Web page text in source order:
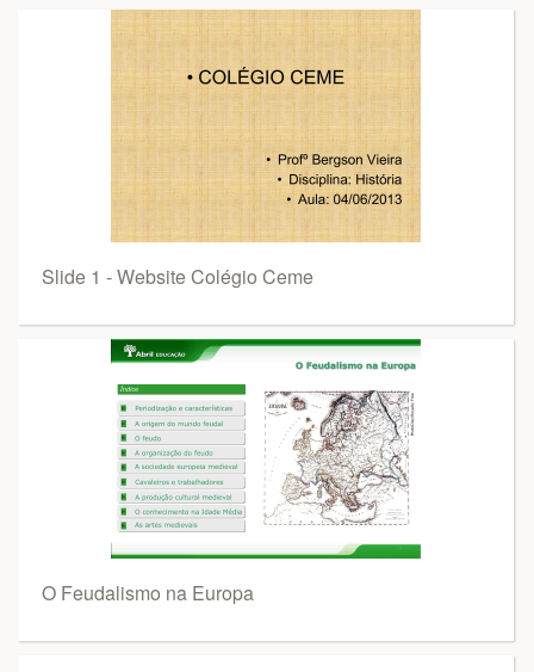
Slide 1 - Website Colégio Ceme
O Feudalismo na Europa